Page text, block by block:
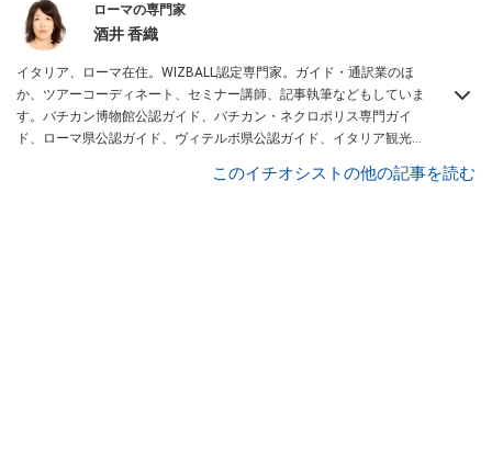
ローマの専門家
酒井 香織
イタリア、ローマ在住。WIZBALL認定専門家。ガイド・通訳業のほ
か、ツアーコーディネート、セミナー講師、記事執筆などもしていま
す。バチカン博物館公認ガイド、バチカン・ネクロポリス専門ガイ
ド、ローマ県公認ガイド、ヴィテルボ県公認ガイド、イタリア観光通
このイチオシストの他の記事を読む